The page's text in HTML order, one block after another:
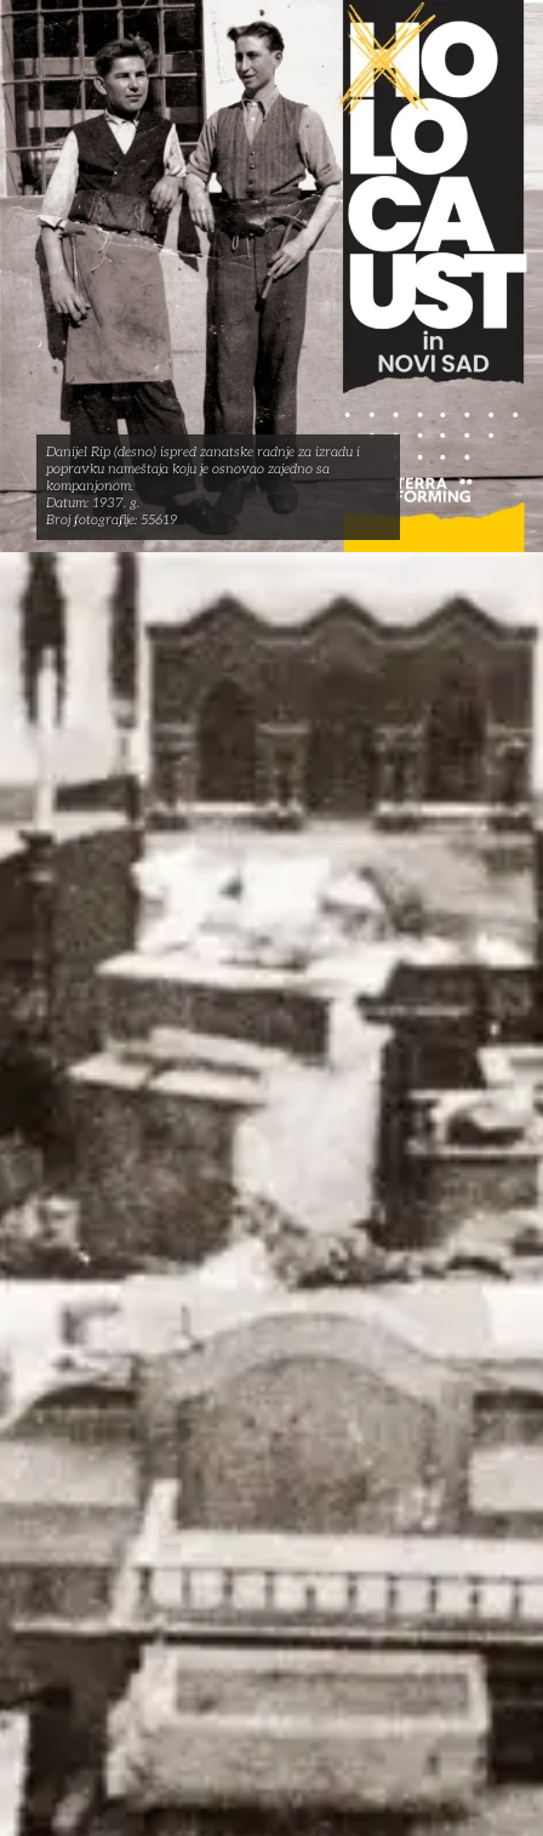
Danijel Rip (desno) ispred zanatske radnje za izradu i
popravku nameštaja koju je osnovao zajedno sa
kompanjonom.
Datum: 1937. g.
Broj fotografije: 55619